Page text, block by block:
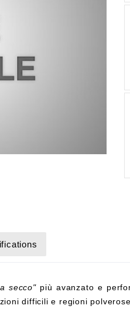
secco"più avanzato e
difficili e regioni